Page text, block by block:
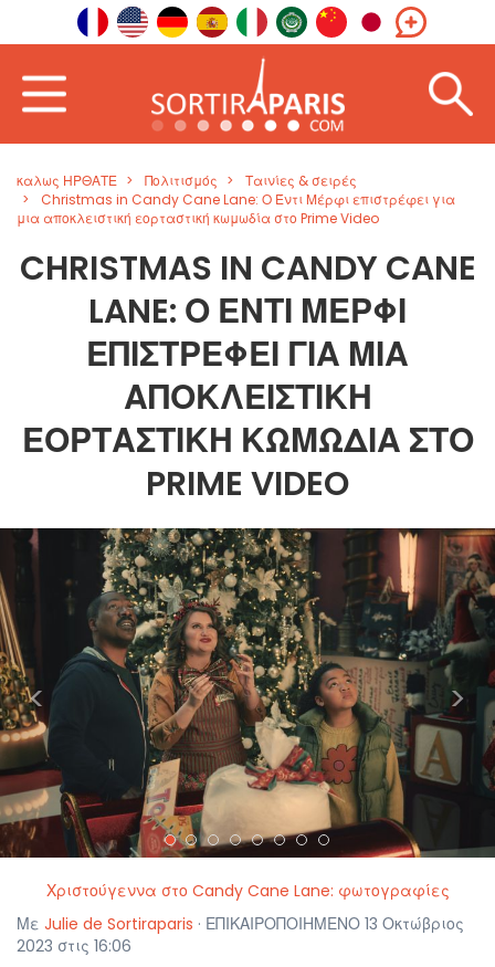
καλως ΗΡΘΑΤΕ Πολιτισμός
Ταινίες & σειρές
Christmas in Candy Cane Lane: Ο Έντι Μέρφι επιστρέφει για
μια αποκλειστική εορταστική κωμωδία στο Prime Video
CHRISTMAS IN CANDY CANE
LANE: Ο ΈΝΤΙ ΜΈΡΦΙ
ΕΠΙΣΤΡΈΦΕΙ ΓΙΑ ΜΙΑ
ΑΠΟΚΛΕΙΣΤΙΚΉ
ΕΟΡΤΑΣΤΙΚΉ ΚΩΜΩΔΊΑ ΣΤΟ
PRIME VIDEO
< >
Χριστούγεννα στο Candy Cane Lane: φωτογραφίες
Με Julie de Sortiraparis · ΕΠΙΚΑΙΡΟΠΟΙΗΜΕΝΟ 13 Οκτώβριος
2023 στις 16:06